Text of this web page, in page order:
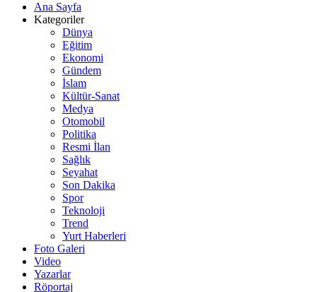
Ana Sayfa
Kategoriler
Dünya
Eğitim
Ekonomi
Gündem
İslam
Kültür-Sanat
Medya
Otomobil
Politika
Resmi İlan
Sağlık
Seyahat
Son Dakika
Spor
Teknoloji
Trend
Yurt Haberleri
Foto Galeri
Video
Yazarlar
Röportaj